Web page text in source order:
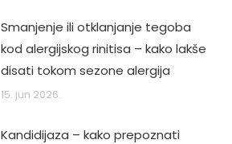
Smanjenje ili otklanjanje tegoba
kod alergijskog rinitisa – kako lakše
disati tokom sezone alergija
15. jun 2026.
Kandidijaza – kako prepoznati